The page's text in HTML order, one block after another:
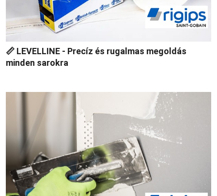
📏 LEVELLINE - Precíz és rugalmas megoldás
minden sarokra